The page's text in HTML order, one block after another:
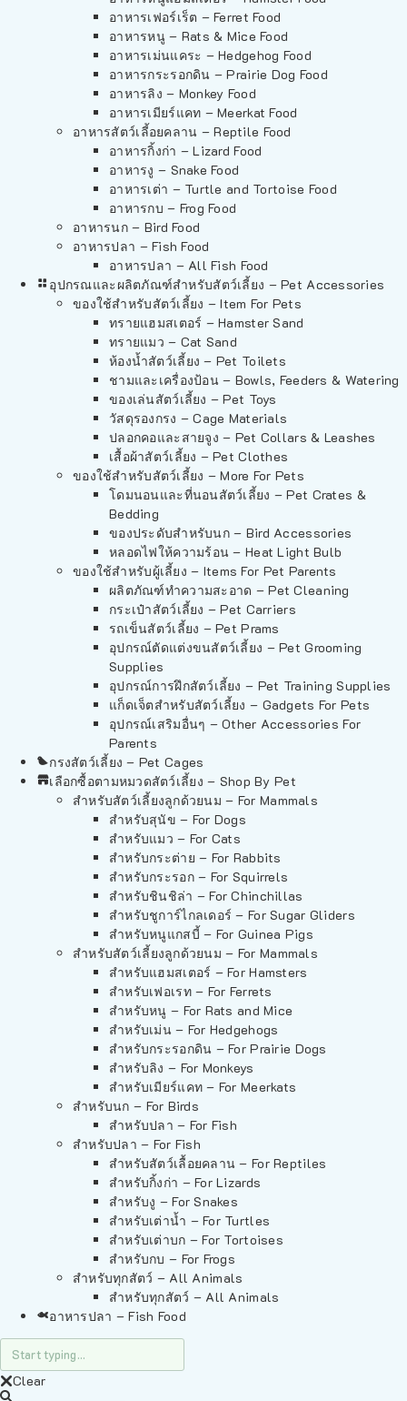
อาหารเฟอร์เร็ต – Ferret Food
อาหารหนู – Rats & Mice Food
อาหารเม่นแคระ – Hedgehog Food
อาหารกระรอกดิน – Prairie Dog Food
อาหารลิง – Monkey Food
อาหารเมียร์แคท – Meerkat Food
อาหารสัตว์เลี้อยคลาน – Reptile Food
อาหารกิ้งก่า – Lizard Food
อาหารงู – Snake Food
อาหารเต่า – Turtle and Tortoise Food
อาหารกบ – Frog Food
อาหารนก – Bird Food
อาหารปลา – Fish Food
อาหารปลา – All Fish Food
อุปกรณและผลิตภัณฑ์สำหรับสัตว์เลี้ยง – Pet Accessories
ของใช้สำหรับสัตว์เลี้ยง – Item For Pets
ทรายแฮมสเตอร์ – Hamster Sand
ทรายแมว – Cat Sand
ห้องน้ำสัตว์เลี้ยง – Pet Toilets
ชามและเครื่องป้อน – Bowls, Feeders & Watering
ของเล่นสัตว์เลี้ยง – Pet Toys
วัสดุรองกรง – Cage Materials
ปลอกคอและสายจูง – Pet Collars & Leashes
เสื้อผ้าสัตว์เลี้ยง – Pet Clothes
ของใช้สำหรับสัตว์เลี้ยง – More For Pets
โดมนอนและที่นอนสัตว์เลี้ยง – Pet Crates &
Bedding
ของประดับสำหรับนก – Bird Accessories
หลอดไฟให้ความร้อน – Heat Light Bulb
ของใช้สำหรับผู้เลี้ยง – Items For Pet Parents
ผลิตภัณฑ์ทำความสะอาด – Pet Cleaning
กระเป๋าสัตว์เลี้ยง – Pet Carriers
รถเข็นสัตว์เลี้ยง – Pet Prams
อุปกรณ์ตัดแต่งขนสัตว์เลี้ยง – Pet Grooming
Supplies
อุปกรณ์การฝึกสัตว์เลี้ยง – Pet Training Supplies
แก็ดเจ็ตสำหรับสัตว์เลี้ยง – Gadgets For Pets
อุปกรณ์เสริมอื่นๆ – Other Accessories For
Parents
กรงสัตว์เลี้ยง – Pet Cages
เลือกซื้อตามหมวดสัตว์เลี้ยง – Shop By Pet
สำหรับสัตว์เลี้ยงลูกด้วยนม – For Mammals
สำหรับสุนัข – For Dogs
สำหรับแมว – For Cats
สำหรับกระต่าย – For Rabbits
สำหรับกระรอก – For Squirrels
สำหรับชินชิล่า – For Chinchillas
สำหรับชูการ์ไกลเดอร์ – For Sugar Gliders
สำหรับหนูแกสบี้ – For Guinea Pigs
สำหรับสัตว์เลี้ยงลูกด้วยนม – For Mammals
สำหรับแฮมสเตอร์ – For Hamsters
สำหรับเฟอเรท – For Ferrets
สำหรับหนู – For Rats and Mice
สำหรับเม่น – For Hedgehogs
สำหรับกระรอกดิน – For Prairie Dogs
สำหรับลิง – For Monkeys
สำหรับเมียร์แคท – For Meerkats
สำหรับนก – For Birds
สำหรับปลา – For Fish
สำหรับปลา – For Fish
สำหรับสัตว์เลื้อยคลาน – For Reptiles
สำหรับกิ้งก่า – For Lizards
สำหรับงู – For Snakes
สำหรับเต่าน้ำ – For Turtles
สำหรับเต่าบก – For Tortoises
สำหรับกบ – For Frogs
สำหรับทุกสัตว์ – All Animals
สำหรับทุกสัตว์ – All Animals
อาหารปลา – Fish Food
Clear